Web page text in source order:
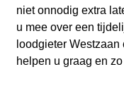
niet onnodig extra
u mee over een
loodgieter Westzaan
helpen u graag en